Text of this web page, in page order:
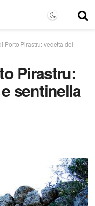
Porto Pirastru: vedetta del
Pirastru:
sentinella